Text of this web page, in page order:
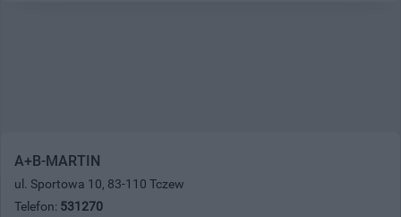
A+B-MARTIN
ul. Sportowa 10, 83-110 Tczew
Telefon: 531270